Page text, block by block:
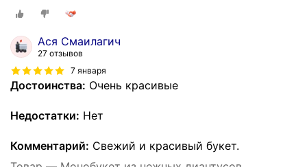
Ася Смаилагич
27 отзывов
7 января
Достоинства: Очень красивые
Недостатки: Нет
Комментарий: Свежий и красивый букет.